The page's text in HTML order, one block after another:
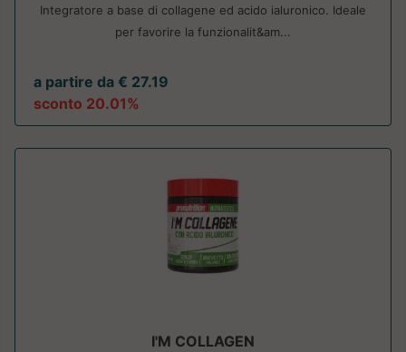
Integratore a base di collagene ed acido ialuronico. Ideale
per favorire la funzionalit&am...
a partire da € 27.19
sconto 20.01%
I'M COLLAGEN